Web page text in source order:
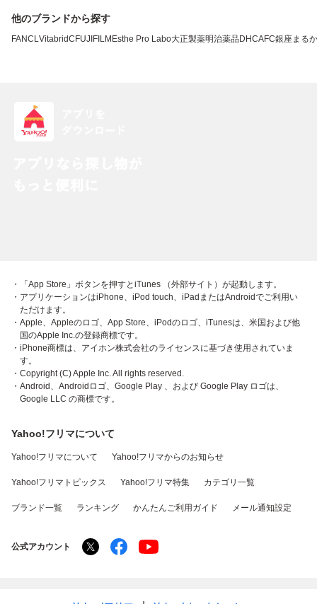
他のブランドから探す
FANCLVitabridC FUJIFILM Esthe Pro Labo大正製薬明治薬品DHCAFC銀座まる
・「App Store」ボタンを押すとiTunes （外部サイト）が起動します。
・アプリケーションはiPhone、iPod touch、iPadまたはAndroidでご利用い
ただけます。
・Apple、Appleのロゴ、App Store、iPodのロゴ、iTunesは、米国および他
国のApple Inc.の登録商標です。
・iPhone商標は、アイホン株式会社のライセンスに基づき使用されていま
す。
・Copyright (C) Apple Inc. All rights reserved.
・Android、Androidロゴ、Google Play 、および Google Play ロゴは、
Google LLC の商標です。
Yahoo!フリマについて
Yahoo!フリマについて Yahoo!フリマからのお知らせ
Yahoo!フリマトピックス Yahoo!フリマ特集 カテゴリ一覧
ブランド一覧 ランキング かんたんご利用ガイド メール通知設定
公式アカウント